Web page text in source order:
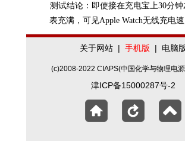
测试结论：即使接在充电宝上30分钟
表充满，可见Apple Watch无线充电速
关于网站 | 手机版 | 电脑
(c)2008-2022 CIAPS(中国化学与物理电
津ICP备15000287号-2